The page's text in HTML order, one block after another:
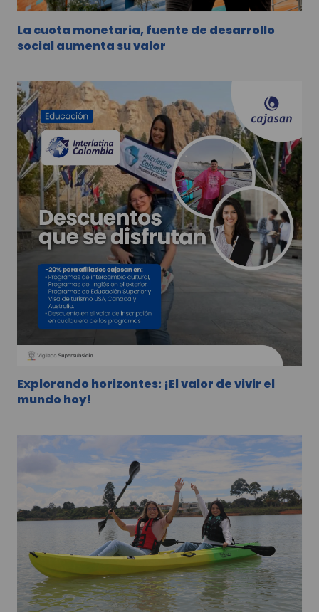
La cuota monetaria, fuente de desarrollo
social aumenta su valor
Explorando horizontes: ¡El valor de vivir el
mundo hoy!